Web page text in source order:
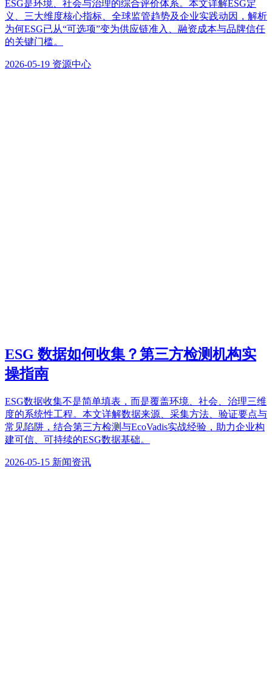
ESG是环境、社会与治理的综合评价体系。本文详解ESG定
义、三大维度核心指标、全球监管趋势及企业实践动因，解析
为何ESG已从“可选项”变为供应链准入、融资成本与品牌信任
的关键门槛。
2026-05-19 资源中心
ESG 数据如何收集？第三方检测机构实
操指南
ESG数据收集不是简单填表，而是覆盖环境、社会、治理三维
度的系统性工程。本文详解数据来源、采集方法、验证要点与
常见陷阱，结合第三方检测与EcoVadis实战经验，助力企业构
建可信、可持续的ESG数据基础。
2026-05-15 新闻资讯